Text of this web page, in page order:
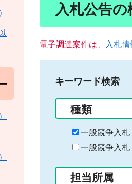
入札公告の
電子調達案件は、 入札
キーワード検索
種類
一般競争入札
一般競争入札
担当所属